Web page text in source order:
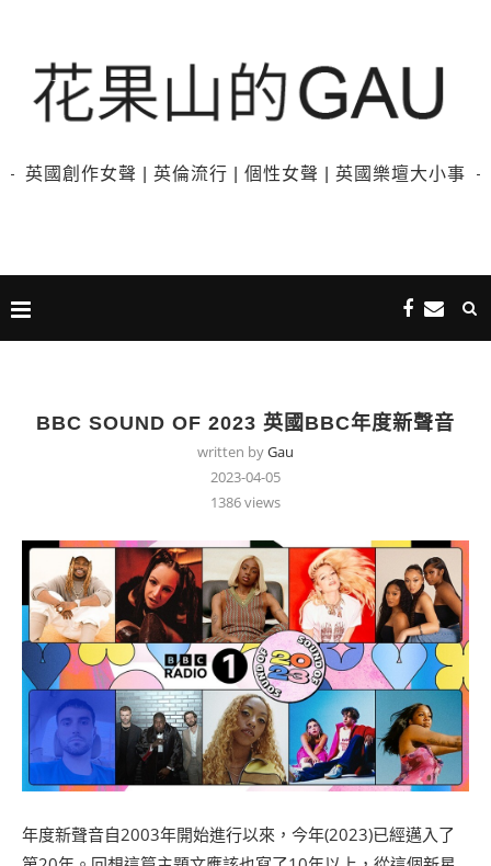
英國創作女聲 | 英倫流行 | 個性女聲 | 英國樂壇大小事
BBC SOUND OF 2023 英國BBC年度新聲音
written byGau
2023-04-05
1386views
年度新聲音自2003年開始進行以來，今年(2023)已經邁入了